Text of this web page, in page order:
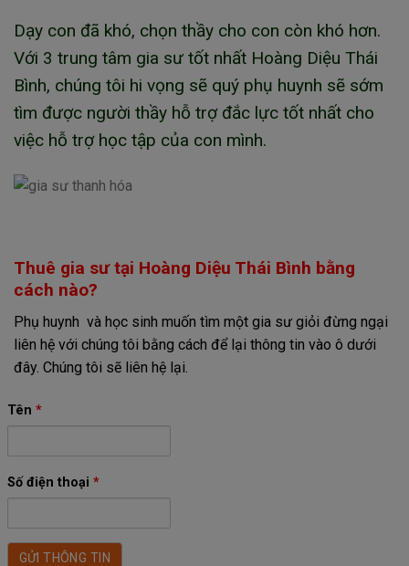
Dạy con đã khó, chọn thầy cho con còn khó hơn.
Với 3 trung tâm gia sư tốt nhất Hoàng Diệu Thái
Bình, chúng tôi hi vọng sẽ quý phụ huynh sẽ sớm
tìm được người thầy hỗ trợ đắc lực tốt nhất cho
việc hỗ trợ học tập của con mình.
Thuê gia sư tại Hoàng Diệu Thái Bình bằng
cách nào?
Phụ huynh và học sinh muốn tìm một gia sư giỏi đừng ngại
liên hệ với chúng tôi bằng cách để lại thông tin vào ô dưới
đây. Chúng tôi sẽ liên hệ lại.
Tên *
Số điện thoại *